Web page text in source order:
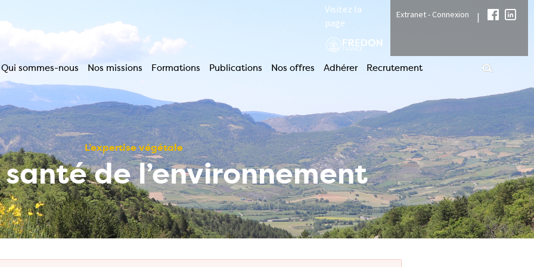
Visitez la
page
Extranet - Connexion |
Qui sommes-nous Nos missions Formations Publications Nos offres Adhérer Recrutement
L’expertise végétale
de l’environnement